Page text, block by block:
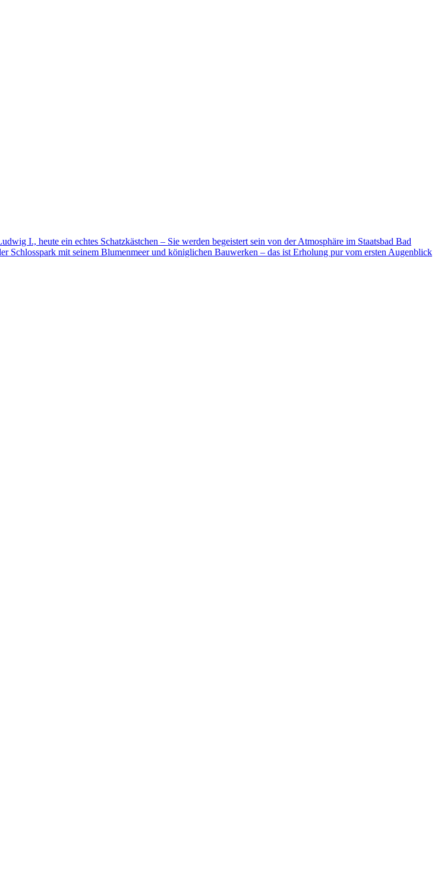
I., heute ein echtes Schatzkästchen – Sie werden begeistert sein von der Atmosphäre im Staatsbad Bad
Schlosspark mit seinem Blumenmeer und königlichen Bauwerken – das ist Erholung pur vom ersten Augenblick